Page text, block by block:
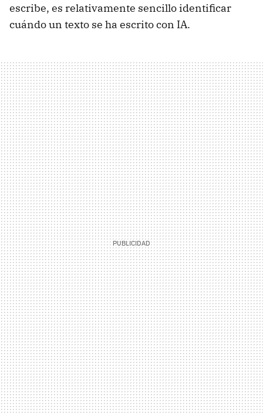
escribe, es relativamente sencillo identificar
cuándo un texto se ha escrito con IA.